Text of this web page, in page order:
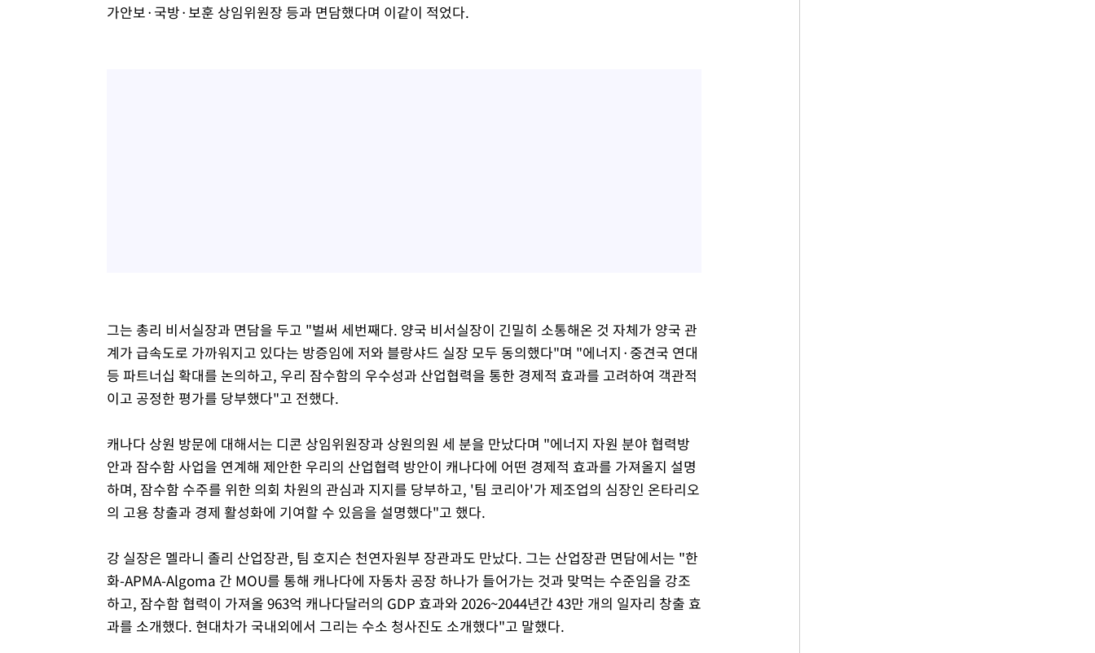
가안보·국방·보훈 상임위원장 등과 면담했다며 이같이 적었다.
그는 총리 비서실장과 면담을 두고 "벌써 세번째다. 양국 비서실장이 긴밀히 소통해온 것 자체가 양국 관
계가 급속도로 가까워지고 있다는 방증임에 저와 블랑샤드 실장 모두 동의했다"며 "에너지·중견국 연대
등 파트너십 확대를 논의하고, 우리 잠수함의 우수성과 산업협력을 통한 경제적 효과를 고려하여 객관적
이고 공정한 평가를 당부했다"고 전했다.
캐나다 상원 방문에 대해서는 디콘 상임위원장과 상원의원 세 분을 만났다며 "에너지 자원 분야 협력방
안과 잠수함 사업을 연계해 제안한 우리의 산업협력 방안이 캐나다에 어떤 경제적 효과를 가져올지 설명
하며, 잠수함 수주를 위한 의회 차원의 관심과 지지를 당부하고, '팀 코리아'가 제조업의 심장인 온타리오
의 고용 창출과 경제 활성화에 기여할 수 있음을 설명했다"고 했다.
강 실장은 멜라니 졸리 산업장관, 팀 호지슨 천연자원부 장관과도 만났다. 그는 산업장관 면담에서는 "한
화-APMA-Algoma 간 MOU를 통해 캐나다에 자동차 공장 하나가 들어가는 것과 맞먹는 수준임을 강조
하고, 잠수함 협력이 가져올 963억 캐나다달러의 GDP 효과와 2026~2044년간 43만 개의 일자리 창출 효
과를 소개했다. 현대차가 국내외에서 그리는 수소 청사진도 소개했다"고 말했다.